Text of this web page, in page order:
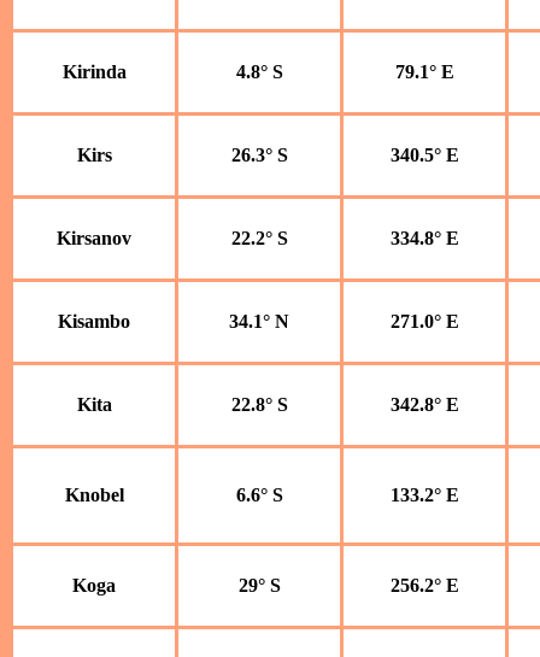
Kirinda 4.8° S 79.1° E
Kirs 26.3° S 340.5° E
Kirsanov 22.2° S 334.8° E
Kisambo 34.1° N 271.0° E
Kita 22.8° S 342.8° E
Knobel 6.6° S 133.2° E
Koga 29° S 256.2° E